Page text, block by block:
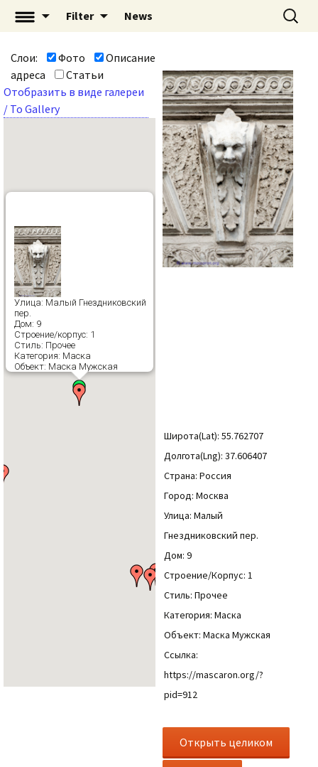
«Mascaron: Незримый
город» | mascaron.org
Filter News Найти:
Слои: Фото
Описание
адреса
Статьи
Отобразить в виде галереи
/ To Gallery
Улица: Малый Гнездниковский
пер.
Дом: 9
Строение/корпус: 1
Стиль: Прочее
Категория: Маска
Объект: Маска Мужская
Широта(Lat): 55.762707
Долгота(Lng): 37.606407
Страна: Россия
Город: Москва
Улица: Малый
Гнездниковский пер.
Дом: 9
Строение/Корпус: 1
Стиль: Прочее
Категория: Маска
Объект: Маска Мужская
Ссылка:
https://mascaron.org/?
pid=912